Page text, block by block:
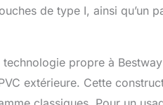
de type I, ainsi qu’un
technologie propre à
extérieure. Cette